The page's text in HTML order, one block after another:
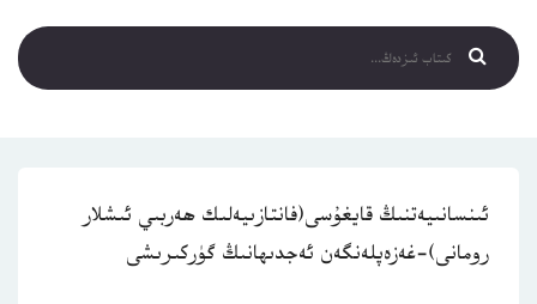
ئىنسانىيەتنىڭ قايغۇسى(فانتازىيەلىك ھەربىي ئىشلار
رومانى)-غەزەپلەنگەن ئەجدىھانىڭ گۈركىرىشى